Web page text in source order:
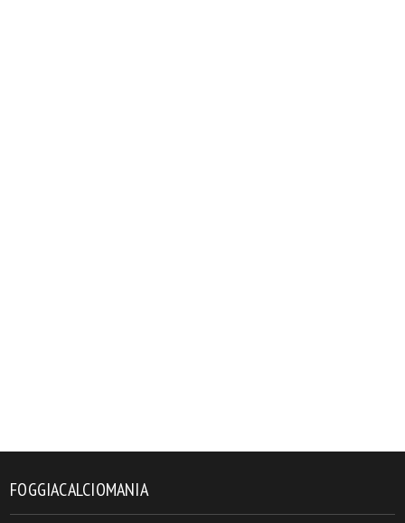
FOGGIACALCIOMANIA